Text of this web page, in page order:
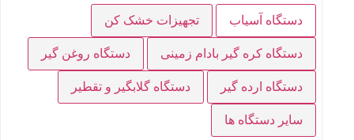
دستگاه آسیاب تجهیزات خشک کن
دستگاه کره گیر بادام زمینی دستگاه روغن گیر
دستگاه ارده گیر دستگاه گلابگیر و تقطیر
سایر دستگاه ها